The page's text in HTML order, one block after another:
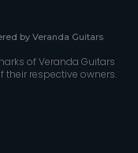
by Veranda Guitars
of Veranda Guitars
their respective owners.